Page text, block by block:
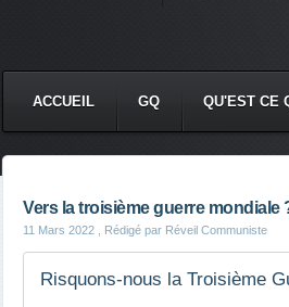
ACCUEIL GQ QU'EST CE
Vers la troisième guerre mondiale
11 Mars 2022 , Rédigé par Réveil Communiste